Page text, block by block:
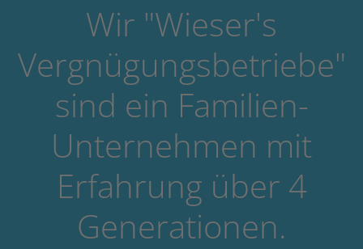
Wir "Wieser's
Vergnügungsbetriebe"
sind ein Familien-
Unternehmen mit
Erfahrung über 4
Generationen.